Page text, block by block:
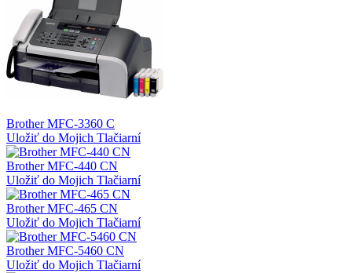
Brother MFC-3360 C
Uložiť do Mojich Tlačiarní
Brother MFC-440 CN
Uložiť do Mojich Tlačiarní
Brother MFC-465 CN
Uložiť do Mojich Tlačiarní
Brother MFC-5460 CN
Uložiť do Mojich Tlačiarní